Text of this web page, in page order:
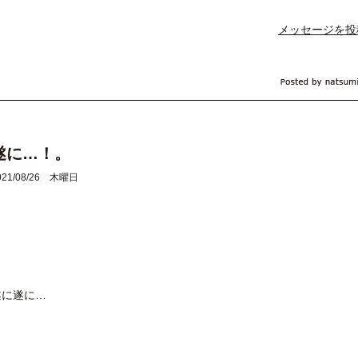
メッセージを
に…！。
08/26 木曜日
遂に…